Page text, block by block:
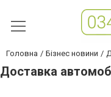
Головна Бізнес новини
Доставка